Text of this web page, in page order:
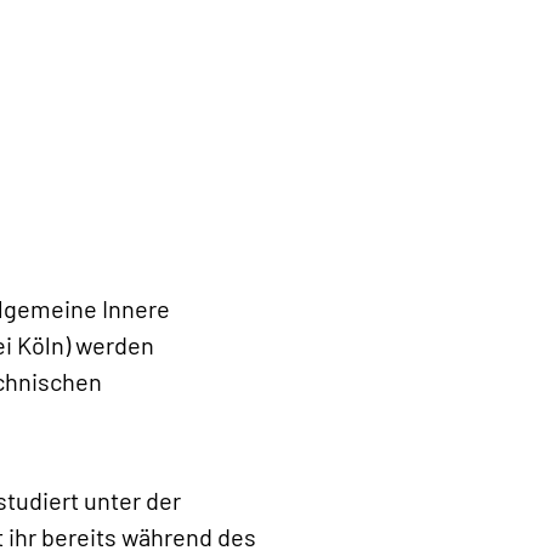
Innere
Köln) werden
unter der
bereits während des